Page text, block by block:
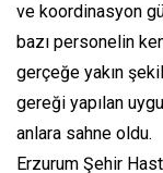
ve koordinasyon
bazı personelin
gerçeğe yakın
gereği yapılan
anlara sahne oldu.
Erzurum Şehir